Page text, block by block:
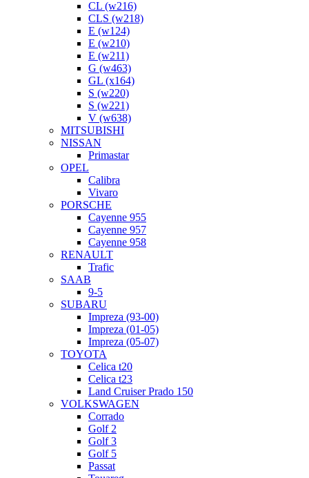
CL (w216)
CLS (w218)
E (w124)
E (w210)
E (w211)
G (w463)
GL (x164)
S (w220)
S (w221)
V (w638)
MITSUBISHI
NISSAN
Primastar
OPEL
Calibra
Vivaro
PORSCHE
Cayenne 955
Cayenne 957
Cayenne 958
RENAULT
Trafic
SAAB
9-5
SUBARU
Impreza (93-00)
Impreza (01-05)
Impreza (05-07)
TOYOTA
Celica t20
Celica t23
Land Cruiser Prado 150
VOLKSWAGEN
Corrado
Golf 2
Golf 3
Golf 5
Passat